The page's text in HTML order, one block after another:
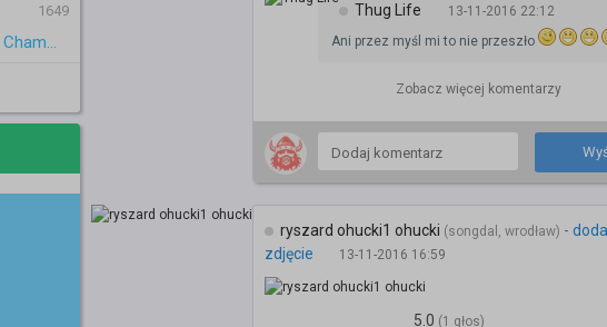
1649
Emej- \"Symetryczno- erotyczna\"(Letni, Chamski Podryw)
Thug Life
13-11-2016 22:12
Ani przez myśl mi to nie przeszło
Zobacz więcej komentarzy
ryszard ohucki1 ohucki (songdal, wrodław) -
zdjęcie
13-11-2016 16:59
5.0 (1 głos)